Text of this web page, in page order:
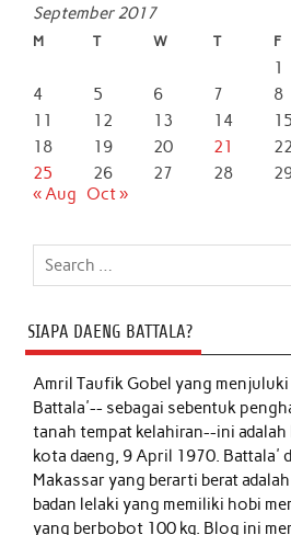
September 2017
M T W T F
1
4
5 6 7 8
11
12 13 14 15
18
19 20 21 22
25
26 27 28
« Aug
Oct »
SIAPA DAENG BATTALA?
Amril Taufik Gobelyang
Battala'-- sebagai sebentuk
tanah tempat kelahiran--ini
kota daeng, 9 April 1970. Battala'
Makassar yang berarti berat
badan lelaki yang memiliki hobi
yang berbobot 100 kg. Blog ini